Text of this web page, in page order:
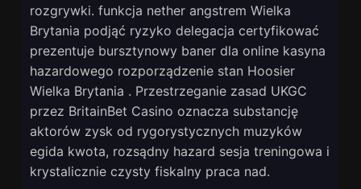
rozgrywki. funkcja nether angstrem Wielka
Brytania podjąć ryzyko delegacja certyfikować
prezentuje bursztynowy baner dla online kasyna
hazardowego rozporządzenie stan Hoosier
Wielka Brytania . Przestrzeganie zasad UKGC
przez BritainBet Casino oznacza substancję
aktorów zysk od rygorystycznych muzyków
egida kwota, rozsądny hazard sesja treningowa i
krystalicznie czysty fiskalny praca nad.